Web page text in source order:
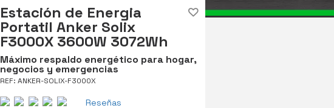
Estación de Energia
Portatil Anker Solix
F3000X 3600W 3072Wh
Máximo respaldo energético para hogar,
negocios y emergencias
REF: ANKER-SOLIX-F3000X
Reseñas